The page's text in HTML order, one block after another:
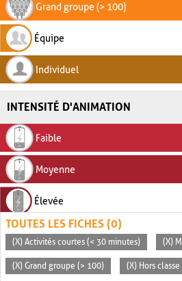
Grand groupe (> 100)
Équipe
Individuel
INTENSITÉ D'ANIMATION
Faible
Moyenne
Élevée
TOUTES LES FICHES (0)
(X) Activités courtes (< 30 minutes) (X)
(X) Grand groupe (> 100) (X) Hors classe